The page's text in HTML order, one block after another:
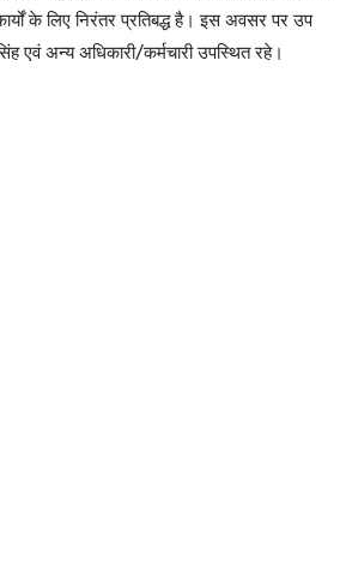
के लिए निरंतर प्रतिबद्ध है। इस अवसर पर उप
एवं अन्य अधिकारी/कर्मचारी उपस्थित रहे।